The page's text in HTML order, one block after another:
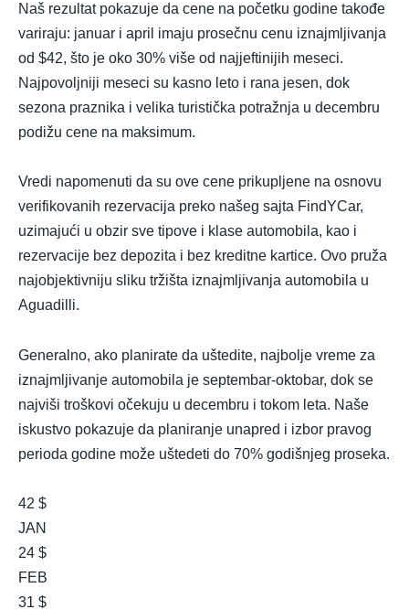
Naš rezultat pokazuje da cene na početku godine takođe
variraju: januar i april imaju prosečnu cenu iznajmljivanja
od $42, što je oko 30% više od najjeftinijih meseci.
Najpovoljniji meseci su kasno leto i rana jesen, dok
sezona praznika i velika turistička potražnja u decembru
podižu cene na maksimum.
Vredi napomenuti da su ove cene prikupljene na osnovu
verifikovanih rezervacija preko našeg sajta FindYCar,
uzimajući u obzir sve tipove i klase automobila, kao i
rezervacije bez depozita i bez kreditne kartice. Ovo pruža
najobjektivniju sliku tržišta iznajmljivanja automobila u
Aguadilli.
Generalno, ako planirate da uštedite, najbolje vreme za
iznajmljivanje automobila je septembar-oktobar, dok se
najviši troškovi očekuju u decembru i tokom leta. Naše
iskustvo pokazuje da planiranje unapred i izbor pravog
perioda godine može uštedeti do 70% godišnjeg proseka.
42 $
JAN
24 $
FEB
31 $